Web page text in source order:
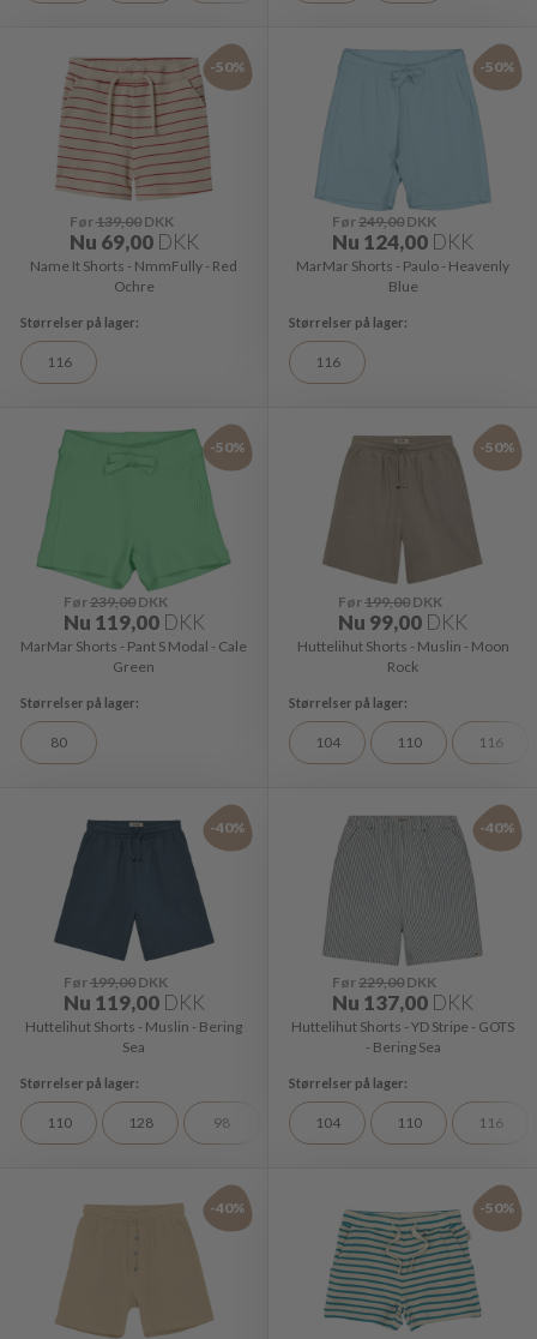
-50%
Før139,00DKK
Nu 69,00 DKK
Name It Shorts - NmmFully - Red
Ochre
116
-50%
Før249,00 DKK
Nu 124,00 DKK
MarMar Shorts - Paulo - Heavenly
Blue
116
-50%
Før239,00DKK
Nu 119,00 DKK
MarMar Shorts - Pant S Modal - Cale
Green
80
-50%
Før199,00 DKK
Nu 99,00 DKK
Huttelihut Shorts - Muslin - Moon
Rock
104 110 116
-40%
Før199,00DKK
Nu 119,00 DKK
Huttelihut Shorts - Muslin - Bering
Sea
110 128 98
-40%
Før229,00 DKK
Nu 137,00 DKK
Huttelihut Shorts - YD Stripe - GOTS
- Bering Sea
104 110 116
-40% -50%